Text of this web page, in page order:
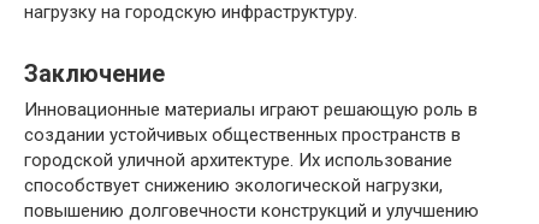
нагрузку на городскую инфраструктуру.
Заключение
Инновационные материалы играют решающую роль в
создании устойчивых общественных пространств в
городской уличной архитектуре. Их использование
способствует снижению экологической нагрузки,
повышению долговечности конструкций и улучшению